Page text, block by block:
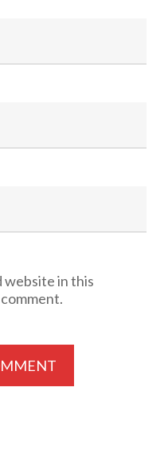
website in this